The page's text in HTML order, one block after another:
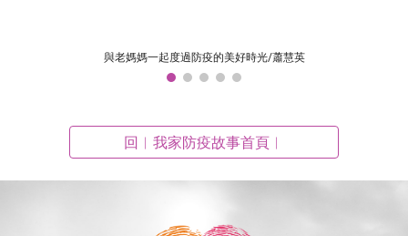
與老媽媽一起度過防疫的美好時光/蕭慧英
回︱我家防疫故事首頁︱